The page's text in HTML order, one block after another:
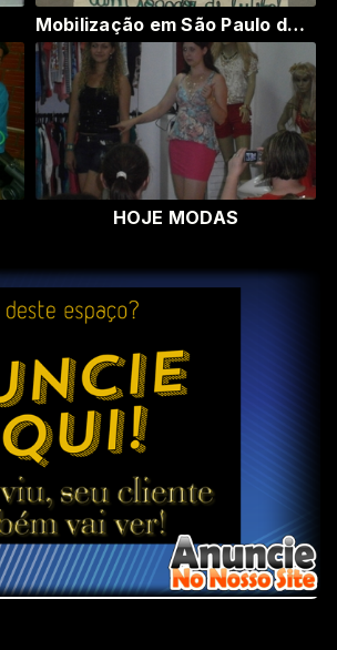
Mobilização em São Paulo das Missões
HOJE MODAS